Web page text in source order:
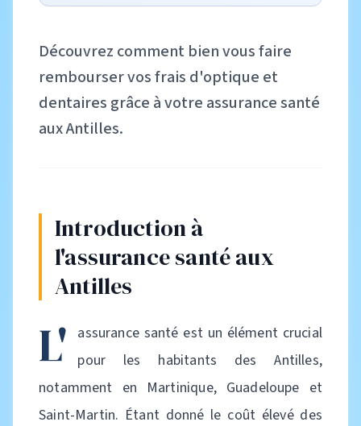
Découvrez comment bien vous faire
rembourser vos frais d'optique et
dentaires grâce à votre assurance santé
aux Antilles.
Introduction à
l'assurance santé aux
Antilles
L' assurance santé est un élément crucial
pour les habitants des Antilles,
notamment en Martinique, Guadeloupe et
Saint-Martin. Étant donné le coût élevé des